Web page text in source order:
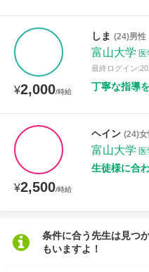
¥2,000/時給
しま (24)男性
富山大学
最終ログイン
丁寧な指導
¥2,500/時給
ヘイン (24)女
富山大学
生徒様に合
条件に合う先生は見つ
もいますよ！